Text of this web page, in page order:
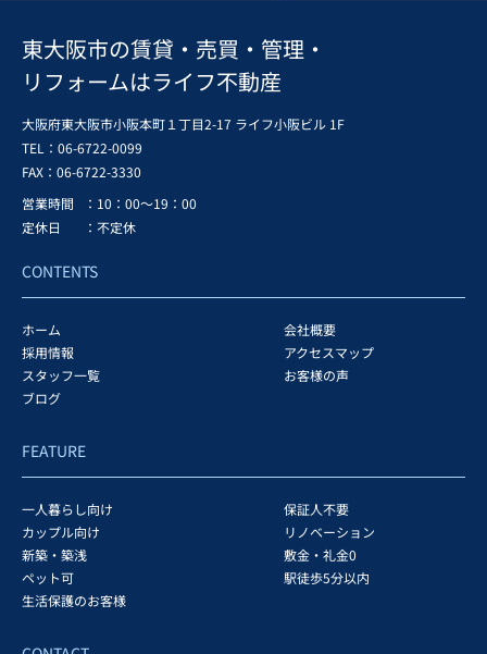
東大阪市の賃貸・売買・管理・
リフォームはライフ不動産
大阪府東大阪市小阪本町１丁目2-17 ライフ小阪ビル 1F
TEL：06-6722-0099
FAX： 06-6722-3330
営業時間
：10：00～19：00
定休日
：不定休
CONTENTS
ホーム
会社概要
採用情報
アクセスマップ
スタッフ一覧
お客様の声
ブログ
FEATURE
一人暮らし向け
保証人不要
カップル向け
リノベーション
新築・築浅
敷金・礼金0
ペット可
駅徒歩5分以内
生活保護のお客様